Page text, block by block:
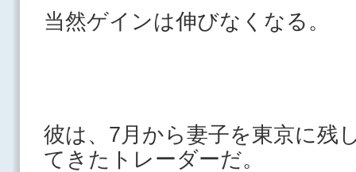
当然ゲインは伸びなくなる。
彼は、7月から妻子を東京に残
てきたトレーダーだ。